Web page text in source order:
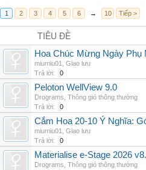
1 2 3 4 5 6 → 10 Tiếp >
TIÊU ĐỀ
Hoa Chúc Mừng Ngày Phụ
miumiu01
Giao lưu
Trả lời:
0
Peloton WellView 9.0
Drograms Thông gió thông thường
Trả lời:
0
Cắm Hoa 20-10 Ý Nghĩa:
miumiu01
Giao lưu
Trả lời:
0
Materialise e-Stage 2026
Drograms Thông gió thông thường